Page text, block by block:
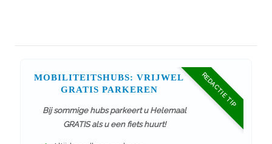
REDACTIE TIP
MOBILITEITSHUBS: VRIJWEL
GRATIS PARKEREN
Bij sommige hubs parkeert u Helemaal
GRATIS als u een fiets huurt!